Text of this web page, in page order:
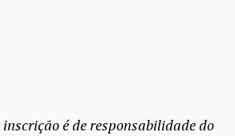
é de responsabilidade do